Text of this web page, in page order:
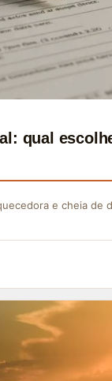
qual
e cheia de